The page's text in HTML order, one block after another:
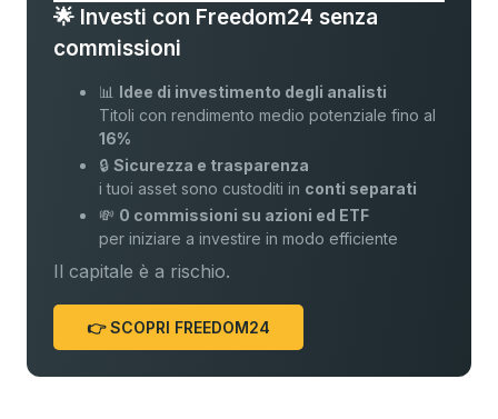
🌟 Investi con Freedom24 senza
commissioni
📊 Idee di investimento degli analisti
Titoli con rendimento medio potenziale fino al
16%
🔒Sicurezza e trasparenza
i tuoi asset sono custoditi in conti separati
💸 0 commissioni su azioni ed ETF
per iniziare a investire in modo efficiente
Il capitale è a rischio.
👉 SCOPRI FREEDOM24